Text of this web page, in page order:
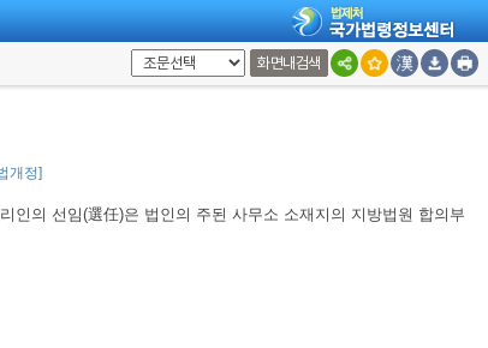
화면내검색
개정]
지의 지방법원이 관할한다.
다.
인의 선임(選任)은 법인의 주된 사무소 소재지의 지방법원 합의부